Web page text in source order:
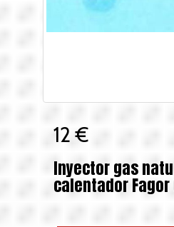
12 €
Inyector gas
calentador Fagor